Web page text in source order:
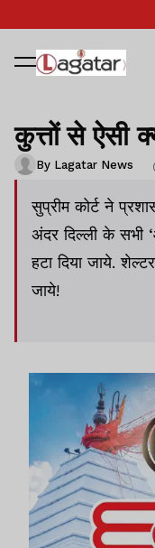
कुत्तों से ऐसी
By Lagatar News
सुप्रीम कोर्ट ने
अंदर दिल्ली के सभी
हटा दिया जाये.
जाये!